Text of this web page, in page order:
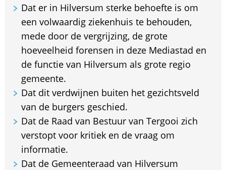
Dat er in Hilversum sterke behoefte is om
een volwaardig ziekenhuis te behouden,
mede door de vergrijzing, de grote
hoeveelheid forensen in deze Mediastad en
de functie van Hilversum als grote regio
gemeente.
Dat dit verdwijnen buiten het gezichtsveld
van de burgers geschied.
Dat de Raad van Bestuur van Tergooi zich
verstopt voor kritiek en de vraag om
informatie.
Dat de Gemeenteraad van Hilversum